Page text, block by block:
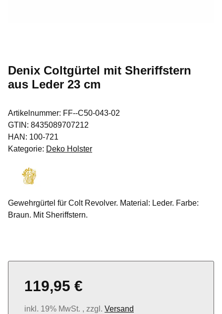
Denix Coltgürtel mit Sheriffstern
aus Leder 23 cm
Artikelnummer: FF--C50-043-02
GTIN: 8435089707212
HAN: 100-721
Kategorie: Deko Holster
Gewehrgürtel für Colt Revolver. Material: Leder. Farbe:
Braun. Mit Sheriffstern.
119,95 €
inkl. 19% MwSt. , zzgl. Versand